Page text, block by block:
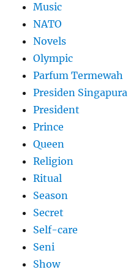
Music
NATO
Novels
Olympic
Parfum Termewah
Presiden Singapura
President
Prince
Queen
Religion
Ritual
Season
Secret
Self-care
Seni
Show